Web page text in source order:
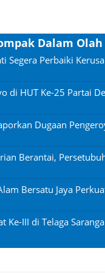
Dalam Olah
Segera Perbaiki
di HUT Ke-25 Partai
Dugaan
Berantai,
Bersatu Jaya
Ke-III di Telaga